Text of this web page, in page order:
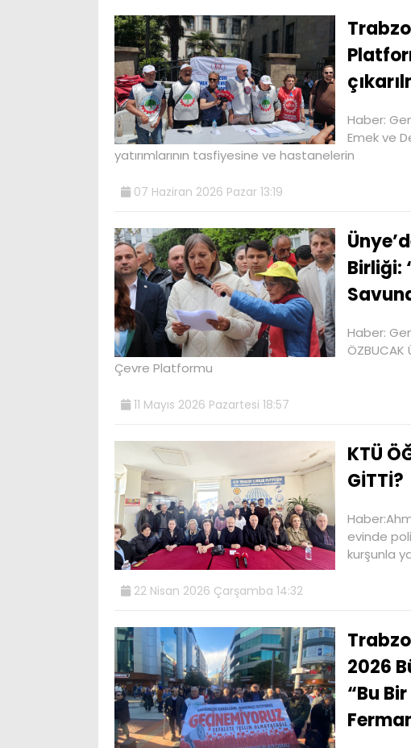
Haber:
Emek ve
yatırımlarının tasfiyesine ve hastanelerin
07 Haziran 2026 Pazar 13:19
Birliği:
Haber:
Çevre Platformu
11 Mayıs 2026 Pazartesi 18:57
KTÜ
GİTTİ?
evinde
kurşunla
22 Nisan 2026 Çarşamba 14:32
2026
“Bu